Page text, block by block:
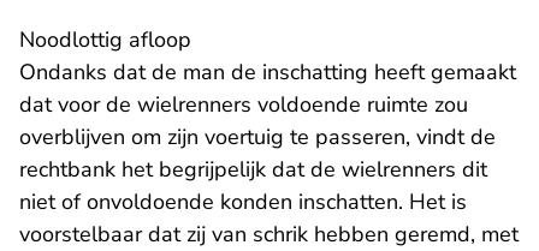
Noodlottig afloop
Ondanks dat de man de inschatting heeft gemaakt
dat voor de wielrenners voldoende ruimte zou
overblijven om zijn voertuig te passeren, vindt de
rechtbank het begrijpelijk dat de wielrenners dit
niet of onvoldoende konden inschatten. Het is
voorstelbaar dat zij van schrik hebben geremd, met